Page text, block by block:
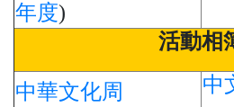
年度)
活動相
中華文化周 中